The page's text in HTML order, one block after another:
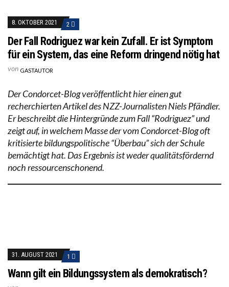
8. OKTOBER 2021 2
Der Fall Rodriguez war kein Zufall. Er ist Symptom
für ein System, das eine Reform dringend nötig hat
von GASTAUTOR
Der Condorcet-Blog veröffentlicht hier einen gut
recherchierten Artikel des NZZ-Journalisten Niels Pfändler.
Er beschreibt die Hintergründe zum Fall “Rodriguez” und
zeigt auf, in welchem Masse der vom Condorcet-Blog oft
kritisierte bildungspolitische “Überbau” sich der Schule
bemächtigt hat. Das Ergebnis ist weder qualitätsfördernd
noch ressourcenschonend.
31. AUGUST 2021 1
Wann gilt ein Bildungssystem als demokratisch?